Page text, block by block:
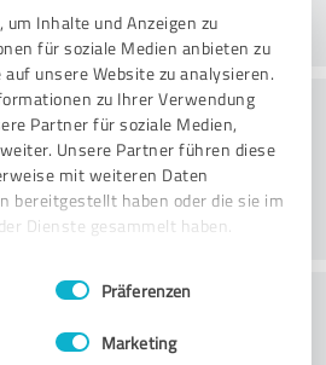
Inhalte und Anzeigen zu
für soziale Medien anbieten zu
unsere Website zu analysieren.
zu Ihrer Verwendung
Partner für soziale Medien,
Unsere Partner führen diese
mit weiteren Daten
bereitgestellt haben oder die sie im
Dienste gesammelt haben.
Präferenzen
Marketing